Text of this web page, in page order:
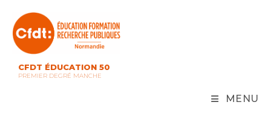
content
CFDT ÉDUCATION 50
PREMIER DEGRÉ MANCHE
MENU